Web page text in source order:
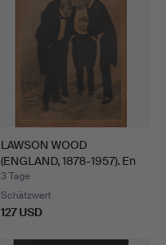
LAWSON WOOD
(ENGLAND, 1878-1957). En
rolig…
3 Tage
Schätzwert
127 USD